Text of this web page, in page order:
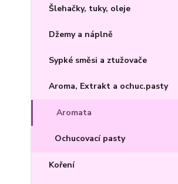
Šlehačky, tuky, oleje
Džemy a náplně
Sypké směsi a ztužovače
Aroma, Extrakt a ochuc.pasty
Aromata
Ochucovací pasty
Koření